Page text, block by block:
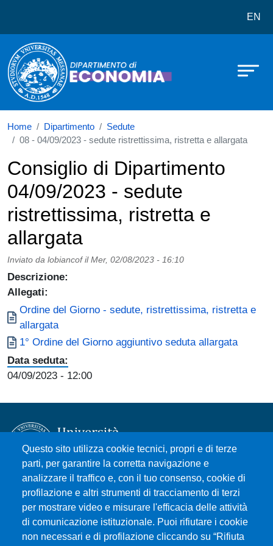
EN
Home Dipartimento
Sedute
08 - 04/09/2023 - sedute ristrettissima, ristretta e allargata
Consiglio di Dipartimento
04/09/2023 - sedute
ristrettissima, ristretta e
allargata
Inviato da lobiancofil Mer, 02/08/2023 - 16:10
Descrizione:
Allegati:
Documento
Ordine del Giorno - sedute, ristrettissima, ristretta e
allargata
Documento
1° Ordine del Giorno aggiuntivo seduta allargata
Data seduta:
04/09/2023 - 12:00
Questo sito utilizza cookie tecnici, propri e di terze
parti, per garantire la corretta navigazione e
analizzare il traffico e, con il tuo consenso, cookie di
profilazione e altri strumenti di tracciamento di terzi
per mostrare video e misurare l'efficacia delle attività
di comunicazione istituzionale. Puoi rifiutare i cookie
non necessari e di profilazione cliccando su “Rifiuta
Università degli Studi di Messina
Piazza Pugliatti, 1 - 98122 Messina
Cod. Fiscale 80004070837
P.IVA 00724160833